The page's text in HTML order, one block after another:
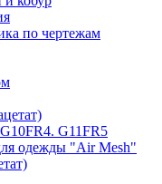
по чертежам
G11FR5
одежды "Air Mesh"